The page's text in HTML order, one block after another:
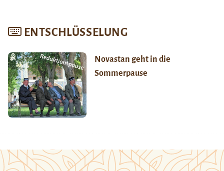
ENTSCHLÜSSELUNG
Novastan geht in die
Sommerpause